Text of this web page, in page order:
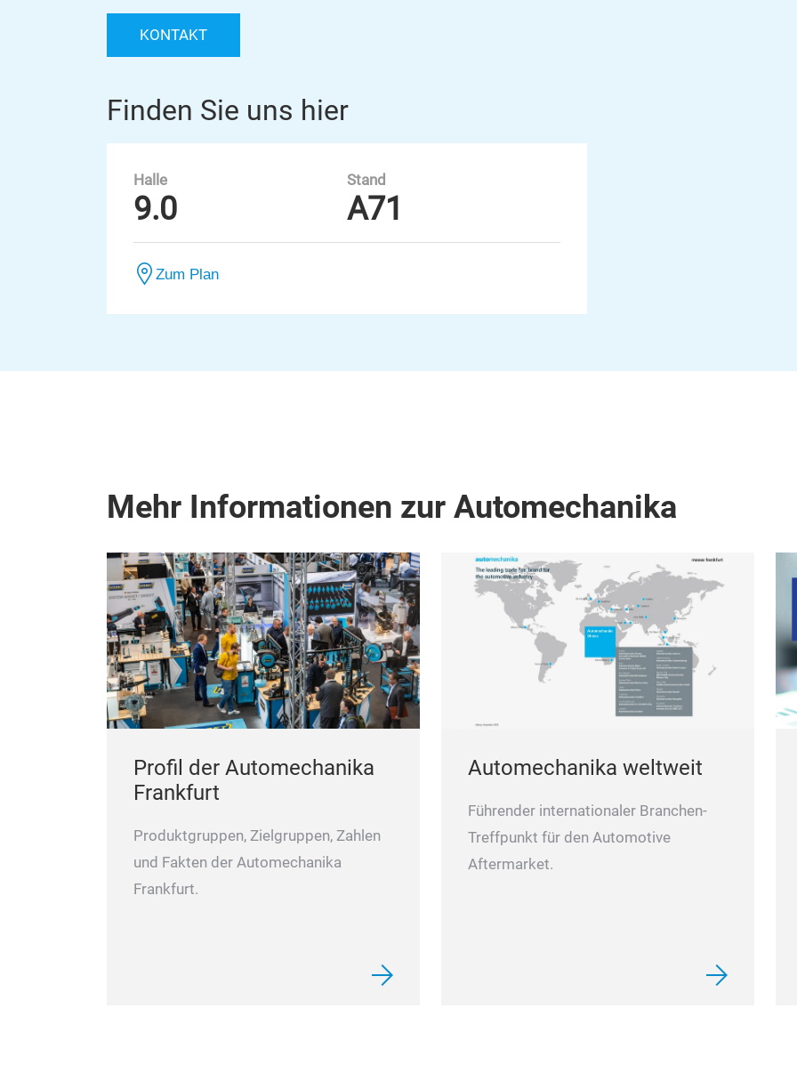
KONTAKT
Finden Sie uns hier
Halle
9.0
Stand
A71
Zum Plan
Mehr Informationen zur Automechanika
Profil der Automechanika
Frankfurt
Produktgruppen, Zielgruppen, Zahlen
und Fakten der Automechanika
Frankfurt.
Automechanika weltweit
Führender internationaler Branchen-
Treffpunkt für den Automotive
Aftermarket.